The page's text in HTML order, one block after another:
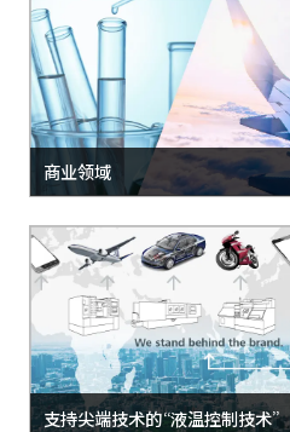
商业领域
支持尖端技术的“液温控制技术”